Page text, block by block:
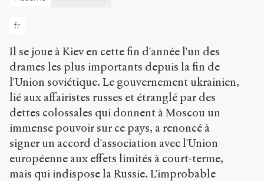
s
e
n
s
-
p
b
l
i
c
fr
Il se joue à Kiev en cette fin d'année l'un des
drames les plus importants depuis la fin de
l'Union soviétique. Le gouvernement ukrainien,
lié aux affairistes russes et étranglé par des
dettes colossales qui donnent à Moscou un
immense pouvoir sur ce pays, a renoncé à
signer un accord d'association avec l'Union
européenne aux effets limités à court-terme,
mais qui indispose la Russie. L'improbable